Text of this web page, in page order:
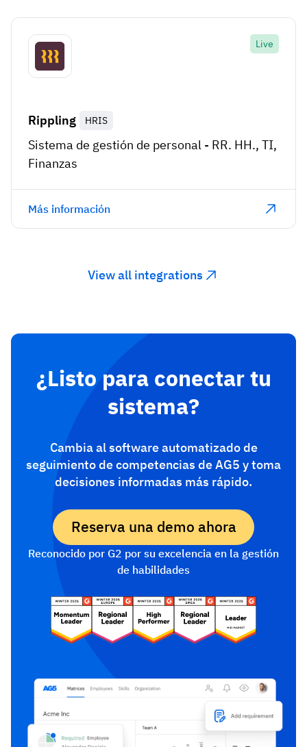
Live
Rippling HRIS
Sistema de gestión de personal - RR. HH., TI,
Finanzas
Más información
View all integrations
¿Listo para conectar tu
sistema?
Cambia al software automatizado de
seguimiento de competencias de AG5 y toma
decisiones informadas más rápido.
Reserva una demo ahora
Reconocido por G2 por su excelencia en la gestión
de habilidades